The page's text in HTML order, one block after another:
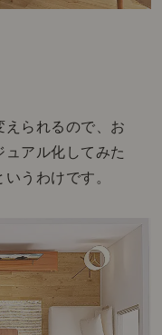
えられるので、お
アル化してみた
うわけです。